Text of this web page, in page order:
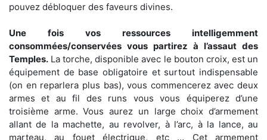
pouvez débloquer des faveurs divines.
Une fois vos ressources intelligemment
consommées/conservées vous partirez à l’assaut des
Temples. La torche, disponible avec le bouton croix, est un
équipement de base obligatoire et surtout indispensable
(on en reparlera plus bas), vous commencerez avec deux
armes et au fil des runs vous vous équiperez d’une
troisième arme. Vous aurez un large choix d’armement
allant de la machette, au revolver, à l’arc, à la lance, au
marteau, au fouet électrique, etc … Cet armement